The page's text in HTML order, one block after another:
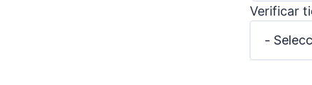
Verificar
-